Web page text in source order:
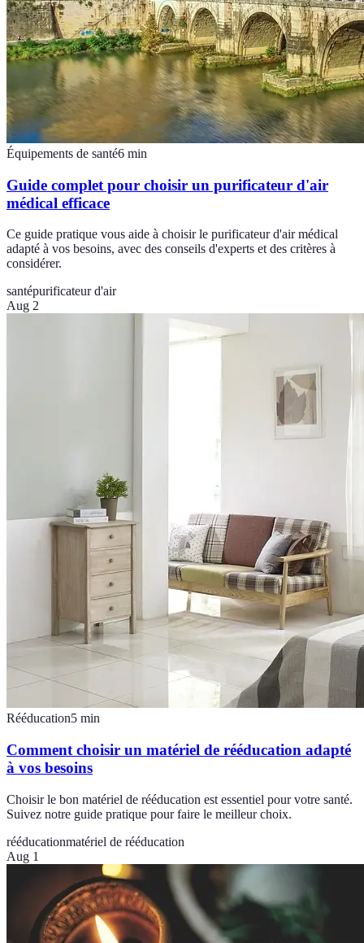
Équipements de santé6 min
Guide complet pour choisir un purificateur d'air
médical efficace
Ce guide pratique vous aide à choisir le purificateur d'air médical
adapté à vos besoins, avec des conseils d'experts et des critères à
considérer.
santépurificateur d'air
Aug 2
Rééducation5 min
Comment choisir un matériel de rééducation adapté
à vos besoins
Choisir le bon matériel de rééducation est essentiel pour votre santé.
Suivez notre guide pratique pour faire le meilleur choix.
rééducationmatériel de rééducation
Aug 1